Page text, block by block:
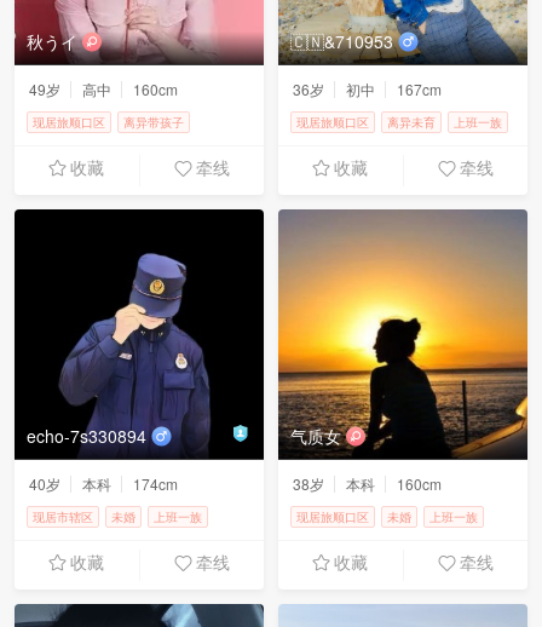
秋うイ
49岁 高中 160cm
现居旅顺口区
离异带孩子
收藏 牵线
🇨🇳&710953
36岁 初中 167cm
现居旅顺口区 离异未育
上班一族
收藏 牵线
echo-7s330894
40岁 本科 174cm
现居市辖区 未婚
上班一族
收藏 牵线
气质女
38岁 本科 160cm
现居旅顺口区 未婚
上班一族
收藏 牵线